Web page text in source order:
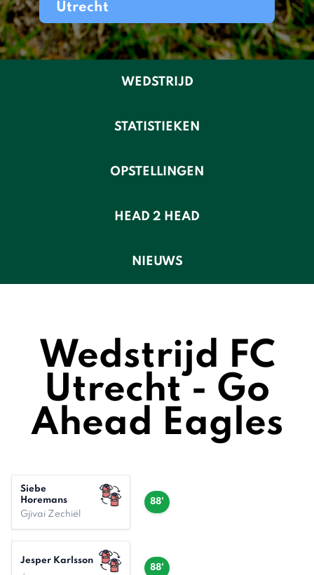
Utrecht
WEDSTRIJD
STATISTIEKEN
OPSTELLINGEN
HEAD 2 HEAD
NIEUWS
Wedstrijd FC
Utrecht - Go
Ahead Eagles
88'
Siebe
Horemans
Gjivai Zechiël
88'
Jesper Karlsson